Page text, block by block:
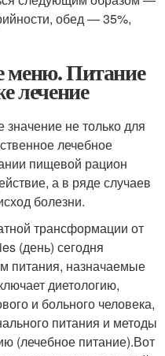
обед — 35%,
меню. Питание
лечение
не только для
лечебное
пищевой рацион
а в ряде случаев
болезни.
трансформации от
(день) сегодня
питания, назначаемые
диетологию,
и больного человека,
питания и методы
(лечебное питание).Вот